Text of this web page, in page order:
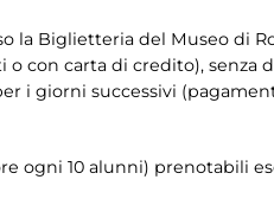
la Biglietteria del Museo di
con carta di credito), senza
i giorni successivi
ogni 10 alunni) prenotabili